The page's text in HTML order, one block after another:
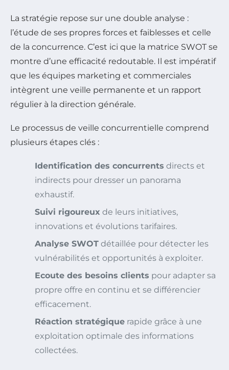
La stratégie repose sur une double analyse :
l’étude de ses propres forces et faiblesses et celle
de la concurrence. C’est ici que la matrice SWOT se
montre d’une efficacité redoutable. Il est impératif
que les équipes marketing et commerciales
intègrent une veille permanente et un rapport
régulier à la direction générale.
Le processus de veille concurrentielle comprend
plusieurs étapes clés :
Identification des concurrents directs et
indirects pour dresser un panorama
exhaustif.
Suivi rigoureux de leurs initiatives,
innovations et évolutions tarifaires.
Analyse SWOT détaillée pour détecter les
vulnérabilités et opportunités à exploiter.
Ecoute des besoins clients pour adapter sa
propre offre en continu et se différencier
efficacement.
Réaction stratégique rapide grâce à une
exploitation optimale des informations
collectées.